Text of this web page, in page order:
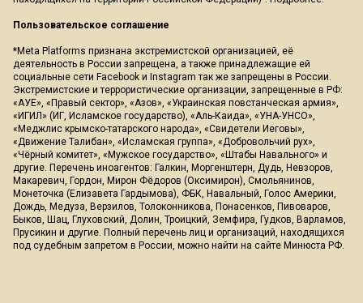
Пользовательское соглашение
*Meta Platforms признана экстремистской организацией, её
деятельность в России запрещена, а также принадлежащие ей
социальные сети Facebook и Instagram так же запрещены в России.
Экстремистские и террористические организации, запрещенные в РФ:
«АУЕ», «Правый сектор», «Азов», «Украинская повстанческая армия»,
«ИГИЛ» (ИГ, Исламское государство), «Аль-Каида», «УНА-УНСО»,
«Меджлис крымско-татарского народа», «Свидетели Иеговы»,
«Движение Талибан», «Исламская группа», «Добровольчий рух»,
«Чёрный комитет», «Мужское государство», «Штабы Навального» и
другие. Перечень иноагентов: Галкин, Моргенштерн, Дудь, Невзоров,
Макаревич, Гордон, Мирон Фёдоров (Оксимирон), Смольянинов,
Монеточка (Елизавета Гардымова), ФБК, Навальный, Голос Америки,
Дождь, Медуза, Верзилов, Толоконникова, Понасенков, Пивоваров,
Быков, Шац, Глуховский, Долин, Троицкий, Земфира, Гудков, Варламов,
Прусикин и другие. Полный перечень лиц и организаций, находящихся
под судебным запретом в России, можно найти на сайте Минюста РФ.